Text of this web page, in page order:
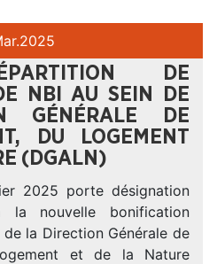
2025
DE
NBI AU SEIN DE
GÉNÉRALE DE
DU LOGEMENT
(DGALN)
2025 porte désignation
la nouvelle bonification
la Direction Générale de
et de la Nature